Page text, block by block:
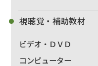
視聴覚・補助教材
ビデオ・ＤＶＤ
コンピューター